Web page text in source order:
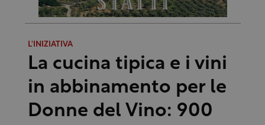
L'INIZIATIVA
La cucina tipica e i vini
in abbinamento per le
Donne del Vino: 900